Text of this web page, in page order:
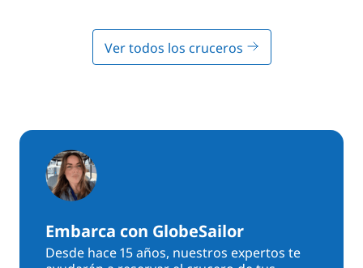
Ver todos los cruceros
Embarca con GlobeSailor
Desde hace 15 años, nuestros expertos te